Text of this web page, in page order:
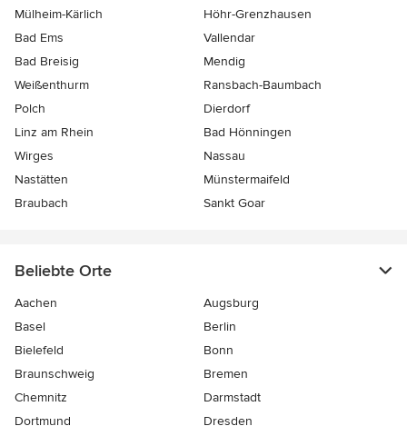
Mülheim-Kärlich
Höhr-Grenzhausen
Bad Ems
Vallendar
Bad Breisig
Mendig
Weißenthurm
Ransbach-Baumbach
Polch
Dierdorf
Linz am Rhein
Bad Hönningen
Wirges
Nassau
Nastätten
Münstermaifeld
Braubach
Sankt Goar
Beliebte Orte
Aachen
Augsburg
Basel
Berlin
Bielefeld
Bonn
Braunschweig
Bremen
Chemnitz
Darmstadt
Dortmund
Dresden